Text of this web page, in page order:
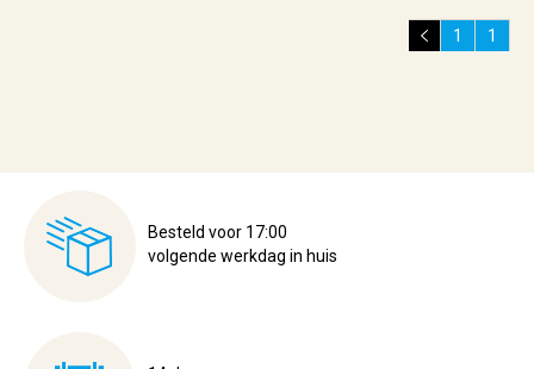
1 1
Besteld voor 17:00
volgende werkdag in huis